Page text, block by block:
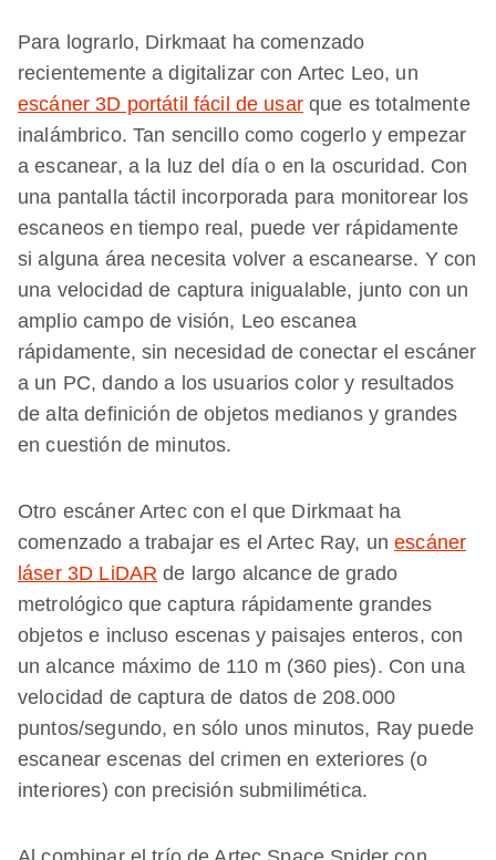
Para lograrlo, Dirkmaat ha comenzado
recientemente a digitalizar con Artec Leo, un
escáner 3D portátil fácil de usarque es totalmente
inalámbrico. Tan sencillo como cogerlo y empezar
a escanear, a la luz del día o en la oscuridad. Con
una pantalla táctil incorporada para monitorear los
escaneos en tiempo real, puede ver rápidamente
si alguna área necesita volver a escanearse. Y con
una velocidad de captura inigualable, junto con un
amplio campo de visión, Leo escanea
rápidamente, sin necesidad de conectar el escáner
a un PC, dando a los usuarios color y resultados
de alta definición de objetos medianos y grandes
en cuestión de minutos.
Otro escáner Artec con el que Dirkmaat ha
comenzado a trabajar es el Artec Ray, unescáner
láser 3D LiDAR de largo alcance de grado
metrológico que captura rápidamente grandes
objetos e incluso escenas y paisajes enteros, con
un alcance máximo de 110 m (360 pies). Con una
velocidad de captura de datos de 208.000
puntos/segundo, en sólo unos minutos, Ray puede
escanear escenas del crimen en exteriores (o
interiores) con precisión submilimética.